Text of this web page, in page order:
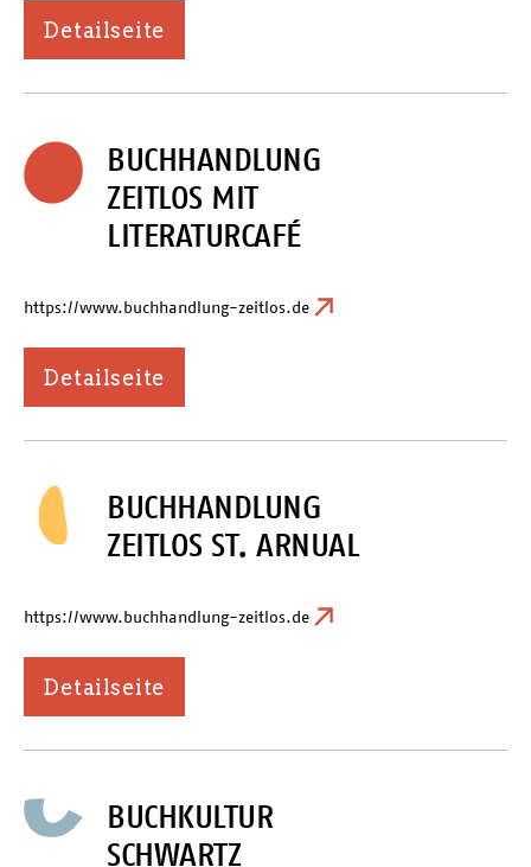
Detailseite
BUCHHANDLUNG
ZEITLOS MIT
LITERATURCAFÉ
https://www.buchhandlung-zeitlos.de
Detailseite
BUCHHANDLUNG
ZEITLOS ST. ARNUAL
https://www.buchhandlung-zeitlos.de
Detailseite
BUCHKULTUR
SCHWARTZ